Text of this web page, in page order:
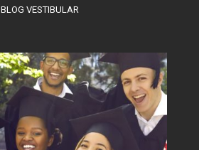
BLOG VESTIBULAR